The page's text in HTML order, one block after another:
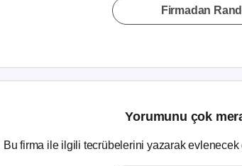
Firmadan
Yorumunu çok
Bu firma ile ilgili tecrübelerini yazarak evlenecek